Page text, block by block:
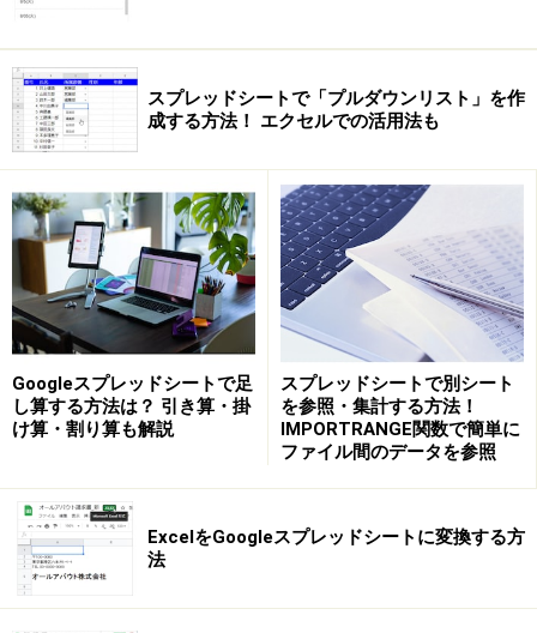
2.グラフにする範囲を選択します。ここでは、セルB1の
択方法はマウスのドラッグでも、［Shift］キーを押しな
がらカーソルキーを操作してもかまいません。
スプレッドシートで「プルダウンリスト」を作
成する方法！ エクセルでの活用法も
Googleスプレッドシートで足
し算する方法は？ 引き算・掛
け算・割り算も解説
スプレッドシートで別シート
を参照・集計する方法！
IMPORTRANGE関数で簡単に
ファイル間のデータを参照
ExcelをGoogleスプレッドシートに変換する方
法